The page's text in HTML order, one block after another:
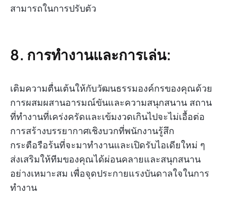
สามารถในการปรับตัว
8. การทำงานและการเล่น:
เติมความตื่นเต้นให้กับวัฒนธรรมองค์กรของคุณด้วย
การผสมผสานอารมณ์ขันและความสนุกสนาน สถาน
ที่ทำงานที่เคร่งครัดและเข้มงวดเกินไปจะไม่เอื้อต่อ
การสร้างบรรยากาศเชิงบวกที่พนักงานรู้สึก
กระตือรือร้นที่จะมาทำงานและเปิดรับไอเดียใหม่ ๆ
ส่งเสริมให้ทีมของคุณได้ผ่อนคลายและสนุกสนาน
อย่างเหมาะสม เพื่อจุดประกายแรงบันดาลใจในการ
ทำงาน